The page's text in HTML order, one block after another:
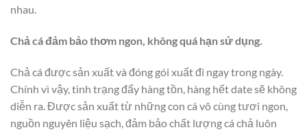
nhau.
Chả cá đảm bảo thơm ngon, không quá hạn sử dụng.
Chả cá được sản xuất và đóng gói xuất đi ngay trong ngày.
Chính vì vậy, tình trạng đẩy hàng tồn, hàng hết date sẽ không
diễn ra. Được sản xuất từ những con cá vô cùng tươi ngon,
nguồn nguyên liệu sạch, đảm bảo chất lượng cá chả luôn